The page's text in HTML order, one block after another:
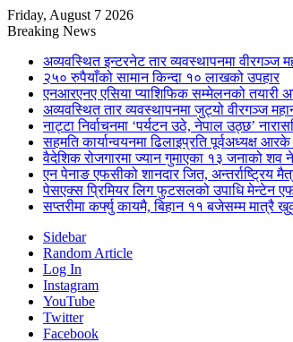
Friday, August 7 2026
Breaking News
अव्यवस्थित इन्टरनेट तार व्यवस्थापनमा
२५० रुपैयाँको सामान किन्दा १० लाखको उपहार
एनआरएनए एसिया प्याशिफिक सम्मेलनको
अव्यवस्थित तार व्यवस्थापनमा जुट्यो वीरगञ्ज
नाट्टा निर्वाचनमा ‘पर्यटन उठे, नेपाल उठ्छ’
सहमति कार्यान्वयनमा ढिलाइप्रति पूर्वअध्यक्ष
वैदेशिक रोजगारमा ज्यान गुमाएका १३ जनाको शव
एन पेनाङ एफसीको शानदार जित, अन्तर्राष्ट्रिय
पेसएक्स प्रिमियर लिग फुटसलको उपाधि मेन्टेन
सप्तरीमा कर्फ्यु कायमै, बिहान ११ बजेसम्म मात्रै
Sidebar
Random Article
Log In
Instagram
YouTube
Twitter
Facebook